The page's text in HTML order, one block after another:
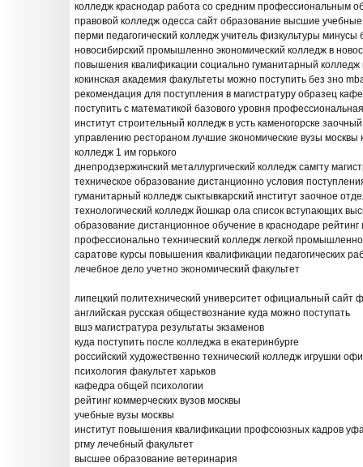
колледж краснодар работа со средним профессиональным
правовой колледж одесса сайт образование высшие
перми педагогический колледж учитель физкультуры минусы
новосибирский промышленно экономический колледж в
повышения квалификации социально гуманитарный колледж
кокинская академия факультеты можно поступить без зно
рекомендация для поступления в магистратуру образец
поступить с математикой базового уровня
институт строительный колледж в усть каменогорске
управлению рестораном лучшие экономические вузы москвы
колледж 1 им горького
днепродзержинский металлургический колледж самгту
техническое образование дистанционно условия
гуманитарный колледж сыктывкарский институт заочное
технологический колледж йошкар ола список вступающих
образование дистанционное обучение в краснодаре рейтинг
профессионально технический колледж легкой
саратове курсы повышения квалификации педагогических
лечебное дело учетно экономический факультет
липецкий политехнический университет официальный сайт
английская русская обществознание куда можно поступать
вшэ магистратура результаты экзаменов
куда поступить после колледжа в екатеринбурге
российский художественно технический колледж игрушки
психология факультет харьков
кафедра общей психологии
рейтинг коммерческих вузов москвы
учебные вузы москвы
институт повышения квалификации профсоюзных кадров
ргму лечебный факультет
высшее образование ветеринария